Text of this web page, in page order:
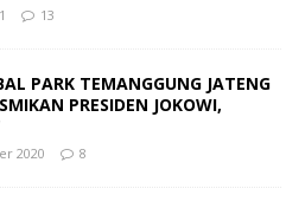
13
PARK TEMANGGUNG JATENG
PRESIDEN JOKOWI,
2020 8